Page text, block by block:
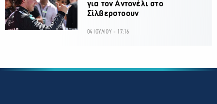
για τον Αντονέλι στο
Σίλβερστοουν
04 ΙΟΥΛΙΟΥ - 17:16